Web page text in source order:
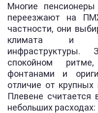
Многие
переезжают на
частности, они
климата и
спокойном
фонтанами и
отличие от крупных
Плевене считается
небольших расходах: